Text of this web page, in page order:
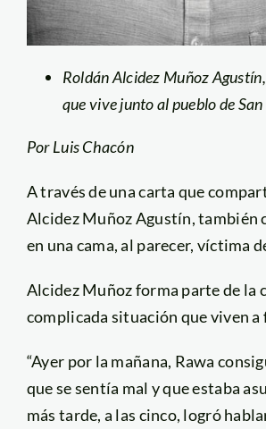
Roldán Alcidez Muñoz
que vive junto al pueblo de
Por Luis Chacón
A través de una carta que
Alcidez Muñoz Agustín, también
en una cama, al parecer, víctima
Alcidez Muñoz forma parte de la
complicada situación que viven
“Ayer por la mañana, Rawa
que se sentía mal y que estaba
más tarde, a las cinco, logró